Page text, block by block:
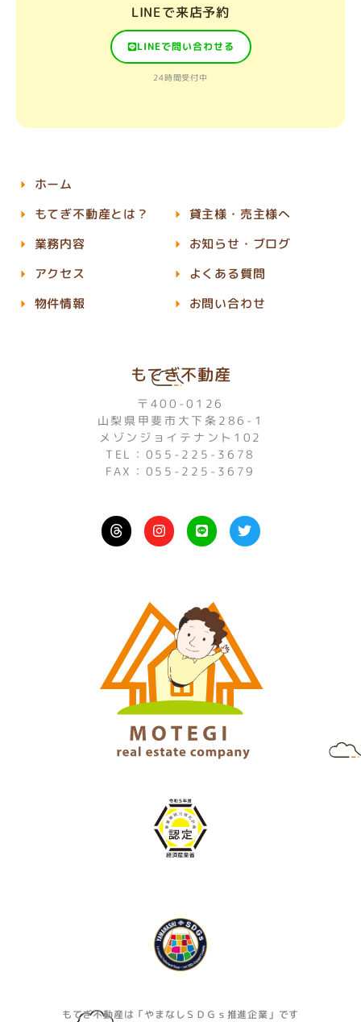
LINEで来店予約
LINEで問い合わせる
24時間受付中
もてぎ不動産
〒400-0126
山梨県甲斐市大下条286-1
メゾンジョイテナント102
TEL：055-225-3678
FAX：055-225-3679
I
n
s
a
m
L
i
n
T
w
i
もてぎ不動産は「やまなしＳＤＧｓ推進企業」です
ホーム
もてぎ不動産とは？
業務内容
アクセス
物件情報
貸主様・売主様へ
お知らせ・ブログ
よくある質問
お問い合わせ